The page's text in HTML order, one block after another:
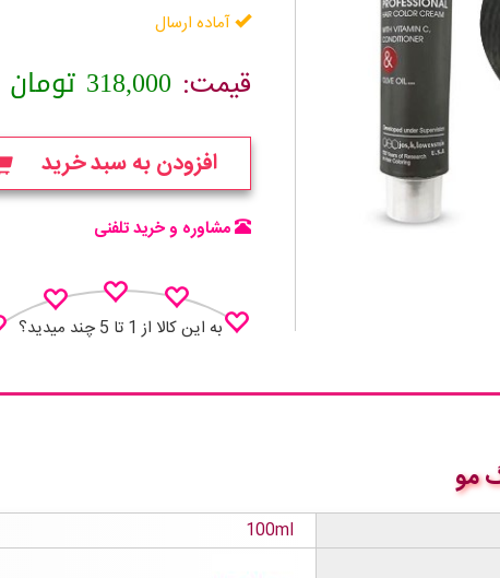
آماده ارسال
قیمت: 318,000 تومان
افزودن به سبد خرید
مشاوره و خرید تلفنی
به این کالا از 1 تا 5 چند میدید؟
مو
100ml